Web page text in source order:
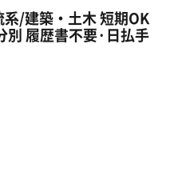
/建築・土木 短期OK
別 履歴書不要·日払手